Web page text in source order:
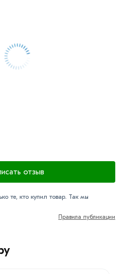
отзыв
те, кто купил товар. Так мы
Правила публикации